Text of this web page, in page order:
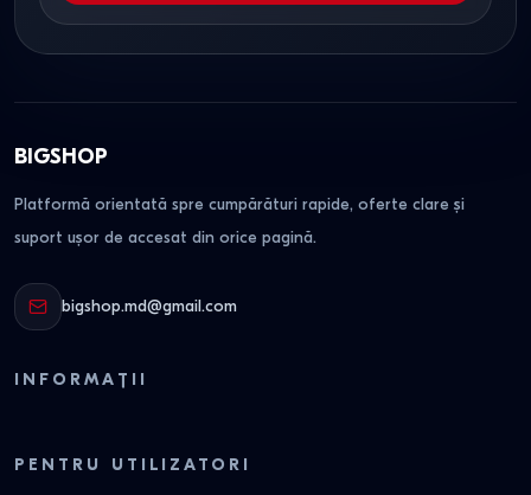
BIGSHOP
Platformă orientată spre cumpărături rapide, oferte clare și
suport ușor de accesat din orice pagină.
bigshop.md@gmail.com
INFORMAȚII
PENTRU UTILIZATORI